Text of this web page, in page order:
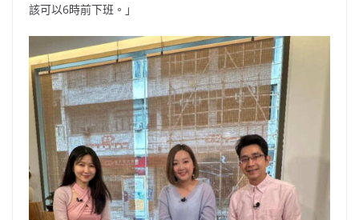
該可以6時前下班。」